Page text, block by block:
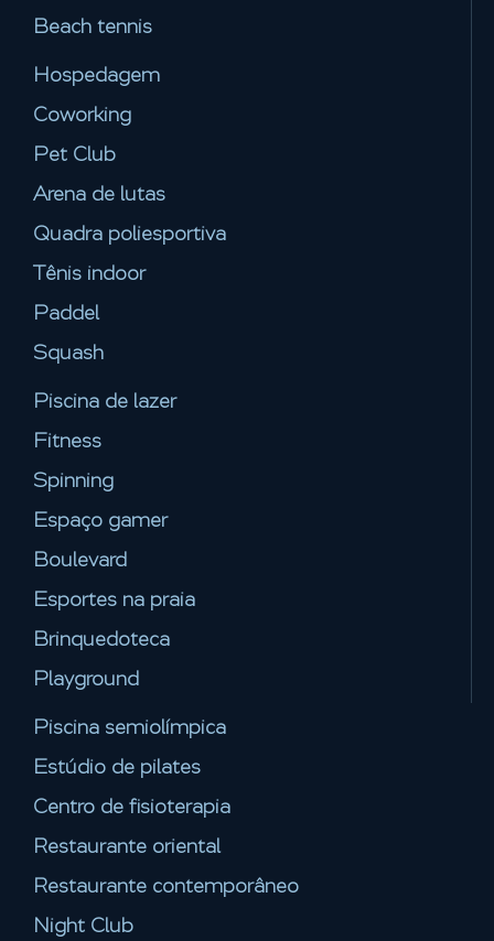
Beach tennis
Hospedagem
Coworking
Pet Club
Arena de lutas
Quadra poliesportiva
Tênis indoor
Paddel
Squash
Piscina de lazer
Fitness
Spinning
Espaço gamer
Boulevard
Esportes na praia
Brinquedoteca
Playground
Piscina semiolímpica
Estúdio de pilates
Centro de fisioterapia
Restaurante oriental
Restaurante contemporâneo
Night Club